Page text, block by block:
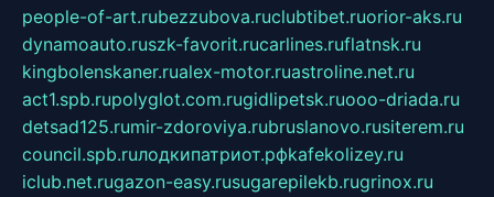
people-of-art.rubezzubova.ruclubtibet.ruorior-aks.ru
dynamoauto.ruszk-favorit.rucarlines.ruflatnsk.ru
kingbolenskaner.rualex-motor.ruastroline.net.ru
act1.spb.rupolyglot.com.rugidlipetsk.ruooo-driada.ru
detsad125.rumir-zdoroviya.rubruslanovo.rusiterem.ru
council.spb.ruлодкипатриот.рфkafekolizey.ru
iclub.net.rugazon-easy.rusugarepilekb.rugrinox.ru